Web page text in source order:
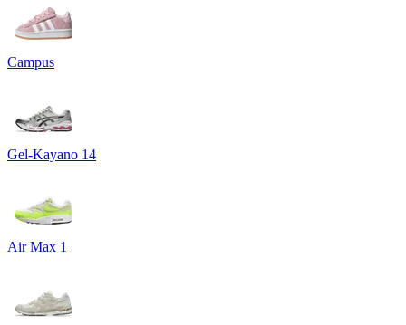
Campus
Gel-Kayano 14
Air Max 1